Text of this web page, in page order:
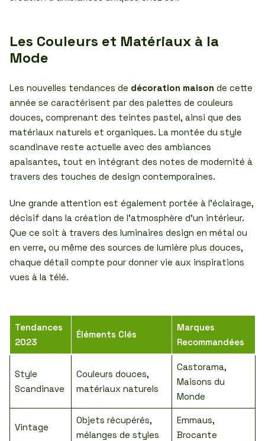
Les Couleurs et Matériaux à la
Mode
Les nouvelles tendances de décoration maison de cette
année se caractérisent par des palettes de couleurs
douces, comprenant des teintes pastel, ainsi que des
matériaux naturels et organiques. La montée du style
scandinave reste actuelle avec des ambiances
apaisantes, tout en intégrant des notes de modernité à
travers des touches de design contemporaines.
Une grande attention est également portée à l’éclairage,
décisif dans la création de l’atmosphère d’un intérieur.
Que ce soit à travers des luminaires design en métal ou
en verre, ou même des sources de lumière plus douces,
chaque détail compte pour donner vie aux inspirations
vues à la télé.
Tendances
2023
Éléments Clés
Marques
Recommandées
Style
Scandinave
Couleurs douces,
matériaux naturels
Castorama,
Maisons du
Monde
Vintage
Objets récupérés,
mélanges de styles
Emmaus,
Brocante